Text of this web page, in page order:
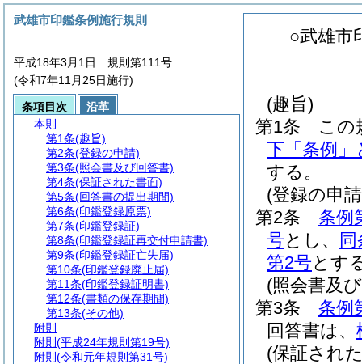
○武雄市
(趣旨)
第1条
この
下「条例」
する。
(登録の申
第2条
条例
号とし、
第2号とす
(照会書及
第3条
条例
回答書は、
(保証され
武雄市印鑑条例施行規則
平成18年3月1日 規則第111号
(令和7年11月25日施行)
条項目次
沿革
本則
第1条(趣旨)
第2条(登録の申請)
第3条(照会書及び回答書)
第4条(保証された書面)
第5条(回答書の提出期間)
第6条(印鑑登録原票)
第7条(印鑑登録証)
第8条(印鑑登録証再交付申請書)
第9条(印鑑登録証亡失届)
第10条(印鑑登録廃止届)
第11条(印鑑登録証明書)
第12条(書類の保存期間)
第13条(その他)
附則
附則 (平成24年規則第19号)
附則 (令和元年規則第31号)